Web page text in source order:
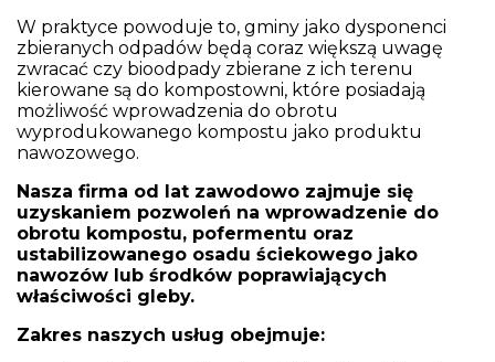
W praktyce powoduje to, gminy jako dysponenci
zbieranych odpadów będą coraz większą uwagę
zwracać czy bioodpady zbierane z ich terenu
kierowane są do kompostowni, które posiadają
możliwość wprowadzenia do obrotu
wyprodukowanego kompostu jako produktu
nawozowego.
Nasza firma od lat zawodowo zajmuje się
uzyskaniem pozwoleń na wprowadzenie do
obrotu kompostu, pofermentu oraz
ustabilizowanego osadu ściekowego jako
nawozów lub środków poprawiających
właściwości gleby.
Zakres naszych usług obejmuje: